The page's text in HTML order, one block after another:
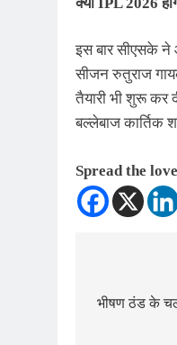
इस बार सीएसके ने
सीजन रुतुराज
तैयारी भी शुरू
बल्लेबाज कार्तिक
Spread the love
भीषण ठंड के